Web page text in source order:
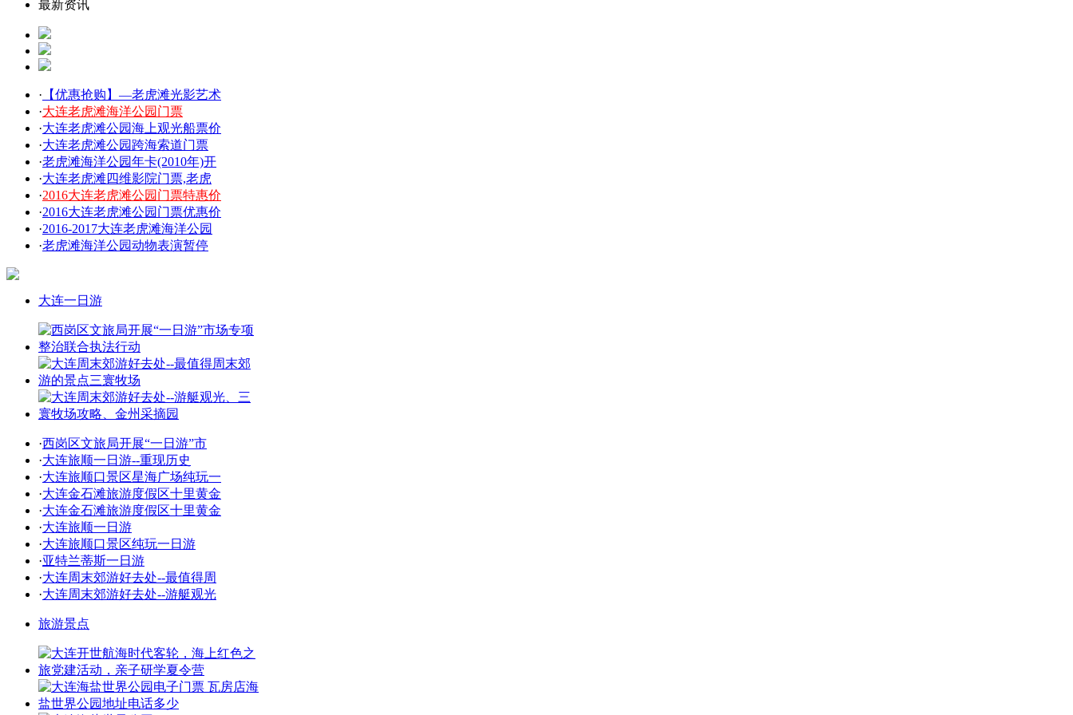
最新资讯
· 【优惠抢购】—老虎滩光影艺术
·大连老虎滩海洋公园门票
·大连老虎滩公园海上观光船票价
·大连老虎滩公园跨海索道门票
·老虎滩海洋公园年卡(2010年)开
·大连老虎滩四维影院门票,老虎
·2016大连老虎滩公园门票特惠价
·2016大连老虎滩公园门票优惠价
·2016-2017大连老虎滩海洋公园
·老虎滩海洋公园动物表演暂停
大连一日游
·西岗区文旅局开展“一日游”市
·大连旅顺一日游--重现历史
·大连旅顺口景区星海广场纯玩一
·大连金石滩旅游度假区十里黄金
·大连金石滩旅游度假区十里黄金
·大连旅顺一日游
·大连旅顺口景区纯玩一日游
·亚特兰蒂斯一日游
·大连周末郊游好去处--最值得周
·大连周末郊游好去处--游艇观光
旅游景点